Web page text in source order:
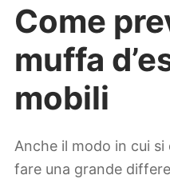
Come
muffa
mobili
Anche il modo in cui si
fare una grande